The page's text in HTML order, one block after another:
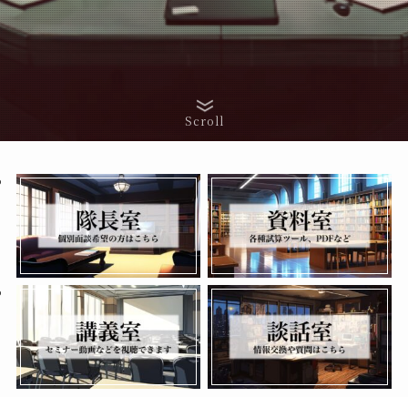
Scroll